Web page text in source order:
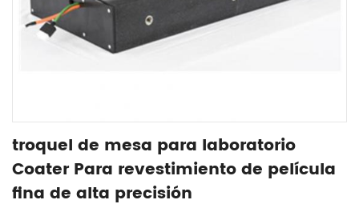
troquel de mesa para laboratorio
Coater Para revestimiento de película
fina de alta precisión